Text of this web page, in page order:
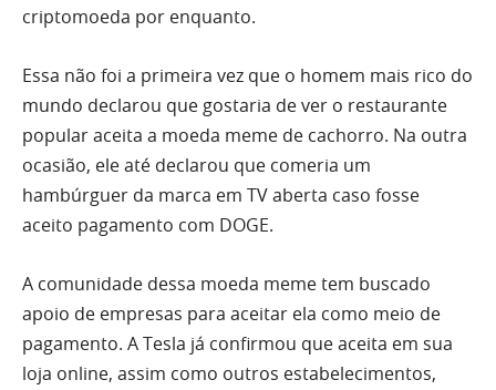
criptomoeda por enquanto.
Essa não foi a primeira vez que o homem mais rico do
mundo declarou que gostaria de ver o restaurante
popular aceita a moeda meme de cachorro. Na outra
ocasião, ele até declarou que comeria um
hambúrguer da marca em TV aberta caso fosse
aceito pagamento com DOGE.
A comunidade dessa moeda meme tem buscado
apoio de empresas para aceitar ela como meio de
pagamento. A Tesla já confirmou que aceita em sua
loja online, assim como outros estabelecimentos,